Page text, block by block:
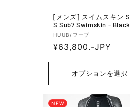
[メンズ] スイムスキン SUB7S
S Sub7 Swimskin - Black
販
売
HUUB/フーブ
通
常
格
¥63,800.-JPY
オプションを選択
NEW